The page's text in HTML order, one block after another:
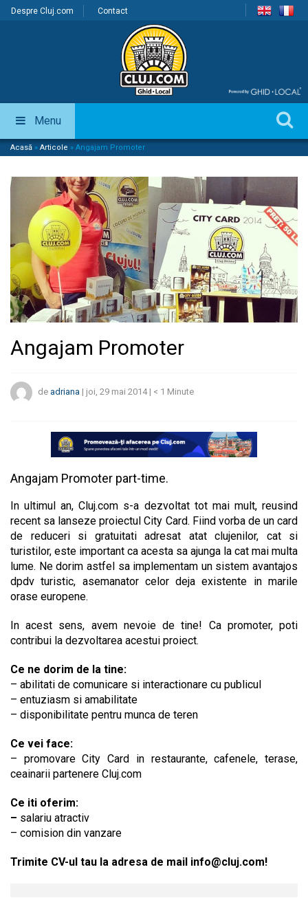
Despre Cluj.com Contact
Menu
Acasă » Articole » Angajam Promoter
Angajam Promoter
de adriana | joi, 29 mai 2014| < 1 Minute
Angajam Promoter part-time.
In ultimul an, Cluj.com s-a dezvoltat tot mai mult, reusind
recent sa lanseze proiectul City Card. Fiind vorba de un card
de reduceri si gratuitati adresat atat clujenilor, cat si
turistilor, este important ca acesta sa ajunga la cat mai multa
lume. Ne dorim astfel sa implementam un sistem avantajos
dpdv turistic, asemanator celor deja existente in marile
orase europene.
In acest sens, avem nevoie de tine! Ca promoter, poti
contribui la dezvoltarea acestui proiect.
Ce ne dorim de la tine:
– abilitati de comunicare si interactionare cu publicul
– entuziasm si amabilitate
– disponibilitate pentru munca de teren
Ce vei face:
– promovare City Card in restaurante, cafenele, terase,
ceainarii partenere Cluj.com
Ce iti oferim:
– salariu atractiv
– comision din vanzare
Trimite CV-ul tau la adresa de mail info@cluj.com!